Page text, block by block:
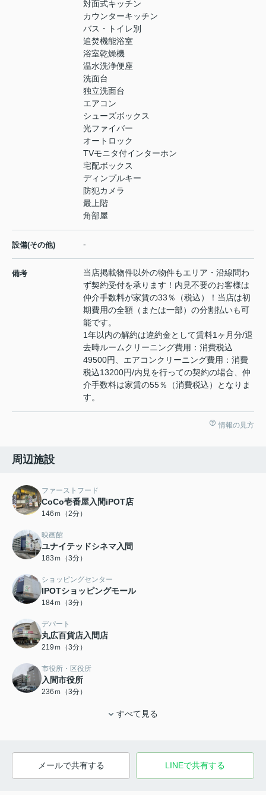
対面式キッチン
カウンターキッチン
バス・トイレ別
追焚機能浴室
浴室乾燥機
温水洗浄便座
洗面台
独立洗面台
エアコン
シューズボックス
光ファイバー
オートロック
TVモニタ付インターホン
宅配ボックス
ディンプルキー
防犯カメラ
最上階
角部屋
設備(その他) -
備考
当店掲載物件以外の物件もエリア・沿線問わ
ず契約受付を承ります！内見不要のお客様は
仲介手数料が家賃の33％（税込）！当店は初
期費用の全額（または一部）の分割払いも可
能です。
1年以内の解約は違約金として賃料1ヶ月分/退
去時ルームクリーニング費用：消費税込
49500円、エアコンクリーニング費用：消費
税込13200円/内見を行っての契約の場合、仲
介手数料は家賃の55％（消費税込）となりま
す。
情報の見方
周辺施設
ファーストフード
CoCo壱番屋入間iPOT店
146ｍ（2分）
映画館
ユナイテッドシネマ入間
183ｍ（3分）
ショッピングセンター
IPOTショッピングモール
184ｍ（3分）
デパート
丸広百貨店入間店
219ｍ（3分）
市役所・区役所
入間市役所
236ｍ（3分）
すべて見る
メールで共有する LINEで共有する